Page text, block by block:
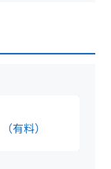
（有料）